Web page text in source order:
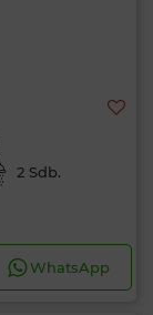
2 Sdb.
WhatsApp